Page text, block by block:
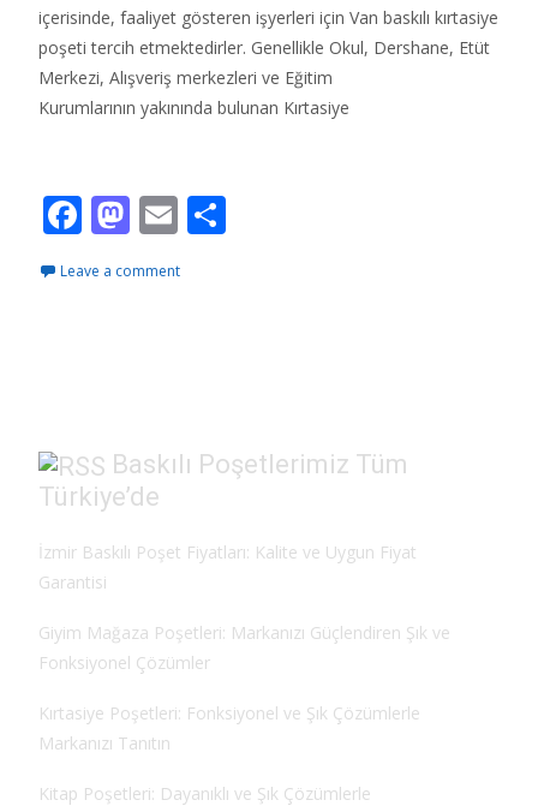
içerisinde, faaliyet gösteren işyerleri için Van baskılı kırtasiye
poşeti tercih etmektedirler. Genellikle Okul, Dershane, Etüt
Merkezi, Alışveriş merkezleri ve Eğitim
Kurumlarının yakınında bulunan Kırtasiye
F
e
k
M
to
E
ai
Leave a comment
Baskılı Poşetlerimiz Tüm
Türkiye’de
İzmir Baskılı Poşet Fiyatları: Kalite ve Uygun Fiyat
Garantisi
Giyim Mağaza Poşetleri: Markanızı Güçlendiren Şık ve
Fonksiyonel Çözümler
Kırtasiye Poşetleri: Fonksiyonel ve Şık Çözümlerle
Markanızı Tanıtın
Kitap Poşetleri: Dayanıklı ve Şık Çözümlerle